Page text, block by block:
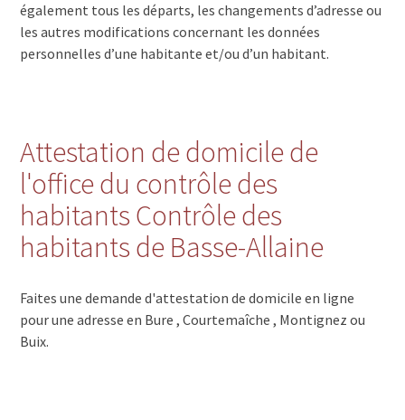
également tous les départs, les changements d’adresse ou
les autres modifications concernant les données
personnelles d’une habitante et/ou d’un habitant.
Attestation de domicile de
l'office du contrôle des
habitants Contrôle des
habitants de Basse-Allaine
Faites une demande d'attestation de domicile en ligne
pour une adresse en Bure , Courtemaîche , Montignez ou
Buix.